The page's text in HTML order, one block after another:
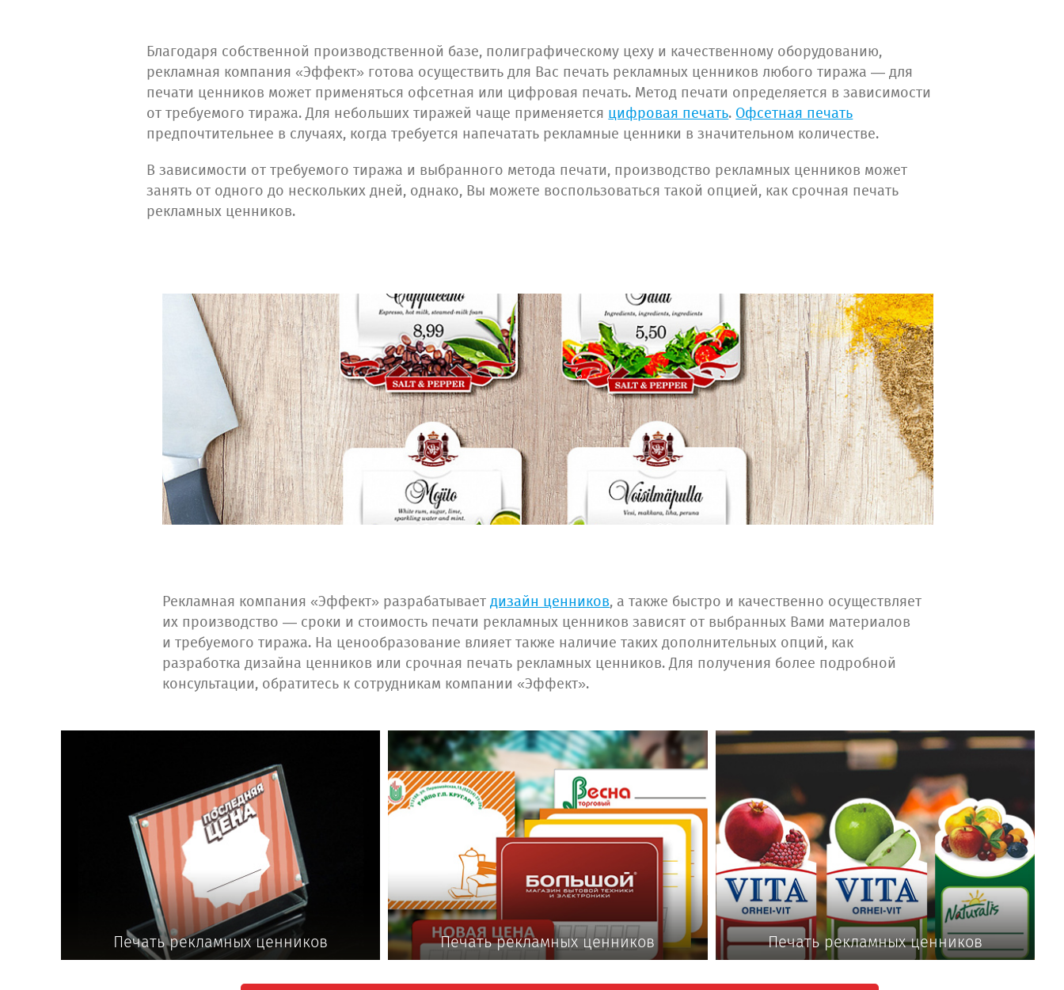
Благодаря собственной производственной базе, полиграфическому цеху и качественному оборудованию,
рекламная компания «Эффект» готова осуществить для Вас печать рекламных ценников любого тиража — для
печати ценников может применяться офсетная или цифровая печать. Метод печати определяется в зависимости
от требуемого тиража. Для небольших тиражей чаще применяетсяцифровая печать.Офсетная печать
предпочтительнее в случаях, когда требуется напечатать рекламные ценники в значительном количестве.
В зависимости от требуемого тиража и выбранного метода печати, производство рекламных ценников может
занять от одного до нескольких дней, однако, Вы можете воспользоваться такой опцией, как срочная печать
рекламных ценников.
Рекламная компания «Эффект» разрабатываетдизайн ценников, а также быстро и качественно осуществляет
их производство — сроки и стоимость печати рекламных ценников зависят от выбранных Вами материалов
и требуемого тиража. На ценообразование влияет также наличие таких дополнительных опций, как
разработка дизайна ценников или срочная печать рекламных ценников. Для получения более подробной
консультации, обратитесь к сотрудникам компании «Эффект».
Печать рекламных ценников Печать рекламных ценников Печать рекламных ценников